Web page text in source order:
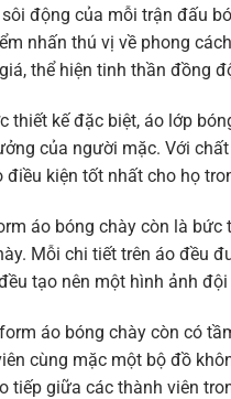
động của mỗi trận đấu
nhấn thú vị về phong
thể hiện tinh thần đồng
thiết kế đặc biệt, áo lớp
của người mặc. Với
điều kiện tốt nhất cho họ
áo bóng chày còn là
Mỗi chi tiết trên áo đều
tạo nên một hình ảnh
áo bóng chày còn có
cùng mặc một bộ đồ
tiếp giữa các thành viên